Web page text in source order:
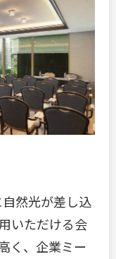
然光が差し込
いただける会
く、企業ミー